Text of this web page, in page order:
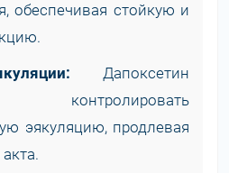
обеспечивая стойкую и
Дапоксетин
эякуляцию, продлевая